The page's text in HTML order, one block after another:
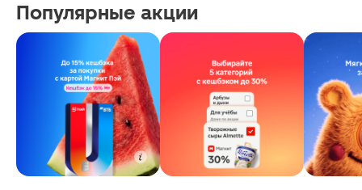
Популярные акции